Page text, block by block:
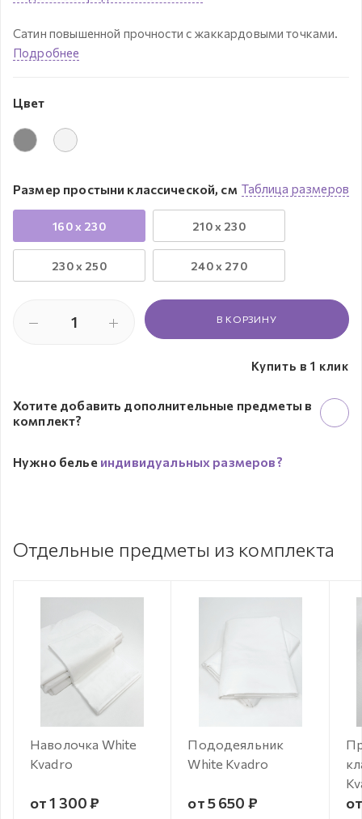
Сатин повышенной прочности с жаккардовыми точками.
Подробнее
Цвет
Таблица размеров
Размер простыни классической, см
160 x 230 210 x 230
230 х 250 240 x 270
В КОРЗИНУ
Купить в 1 клик
Хотите добавить дополнительные предметы в
комплект?
Нужно белье индивидуальных размеров?
Отдельные предметы из комплекта
Наволочка White
Kvadro
от 1 300 ₽
Пододеяльник
White Kvadro
от 5 650 ₽